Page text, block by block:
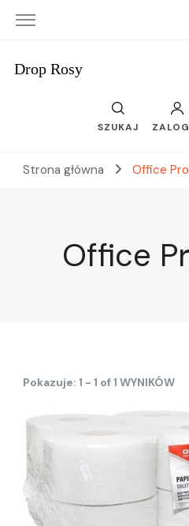
Drop Rosy
SZUKAJ
Strona główna Office
Office
Pokazuje: 1 - 1 of 1 WYNIKÓW